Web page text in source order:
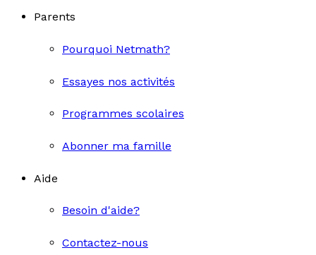
Parents
Pourquoi Netmath?
Essayes nos activités
Programmes scolaires
Abonner ma famille
Aide
Besoin d'aide?
Contactez-nous